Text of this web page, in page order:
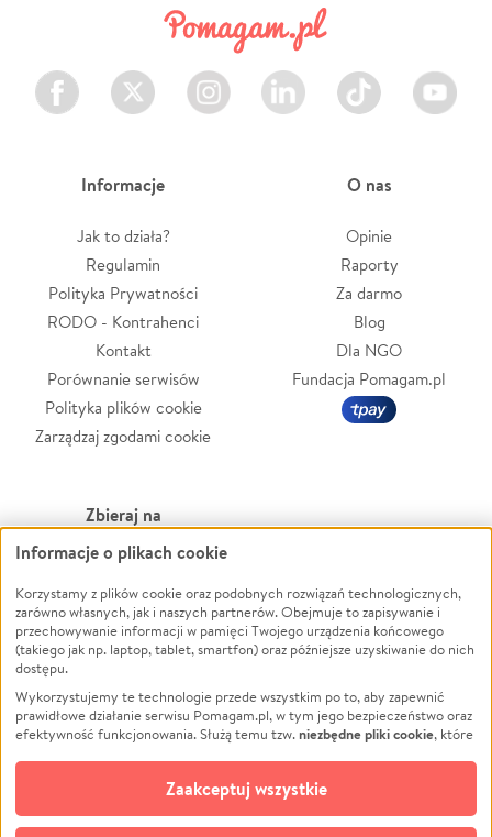
Facebook Twitter Instagram LinkedIn TikTok Youtube
Informacje
Jak to działa?
Regulamin
Polityka Prywatności
RODO - Kontrahenci
Kontakt
Porównanie serwisów
Polityka plików cookie
Zarządzaj zgodami cookie
O nas
Opinie
Raporty
Za darmo
Blog
Dla NGO
Fundacja Pomagam.pl
Zbieraj na
Leczenie
Zwierzęta
Pożar
Ukraina
Pomoc Finansowa
Projekty
Pogrzeb
Społeczność lokalna
Kultura
Powódź
Wichura
NGO
Edukacja
Podróż
Impreza
Ochrona środowiska
Biznes
Informacje o plikach cookie
Korzystamy z plików cookie oraz podobnych rozwiązań technologicznych,
zarówno własnych, jak i naszych partnerów. Obejmuje to zapisywanie i
przechowywanie informacji w pamięci Twojego urządzenia końcowego
(takiego jak np. laptop, tablet, smartfon) oraz późniejsze uzyskiwanie do nich
dostępu.
Wykorzystujemy te technologie przede wszystkim po to, aby zapewnić
prawidłowe działanie serwisu Pomagam.pl, w tym jego bezpieczeństwo oraz
efektywność funkcjonowania. Służą temu tzw.niezbędne pliki cookie, które
opcjonalnych plików cookie
technologii do celów analitycznych i retargetingowych. Możesz wyrazić
zgodę na ich stosowanie lub jej odmówić. W dowolnym momencie masz
Zaakceptuj wszystkie